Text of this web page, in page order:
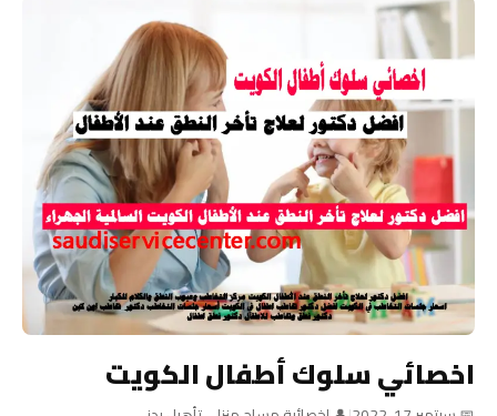
اخصائي سلوك أطفال الكويت